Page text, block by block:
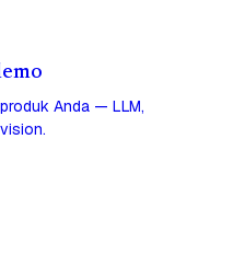
Anda — LLM,